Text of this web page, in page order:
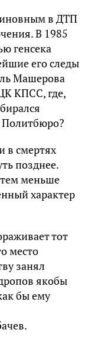
в ДТП
В 1985
генсека
его следы
Машерова
КПСС, где,
Политбюро?
в смертях
позднее.
тем меньше
характер
тот
место
занял
якобы
бы ему